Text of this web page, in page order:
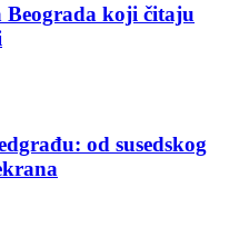
Beograda koji čitaju
od susedskog